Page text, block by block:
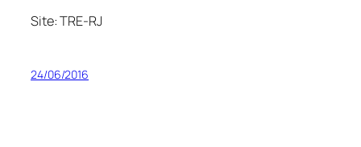
Site: TRE-RJ
24/06/2016